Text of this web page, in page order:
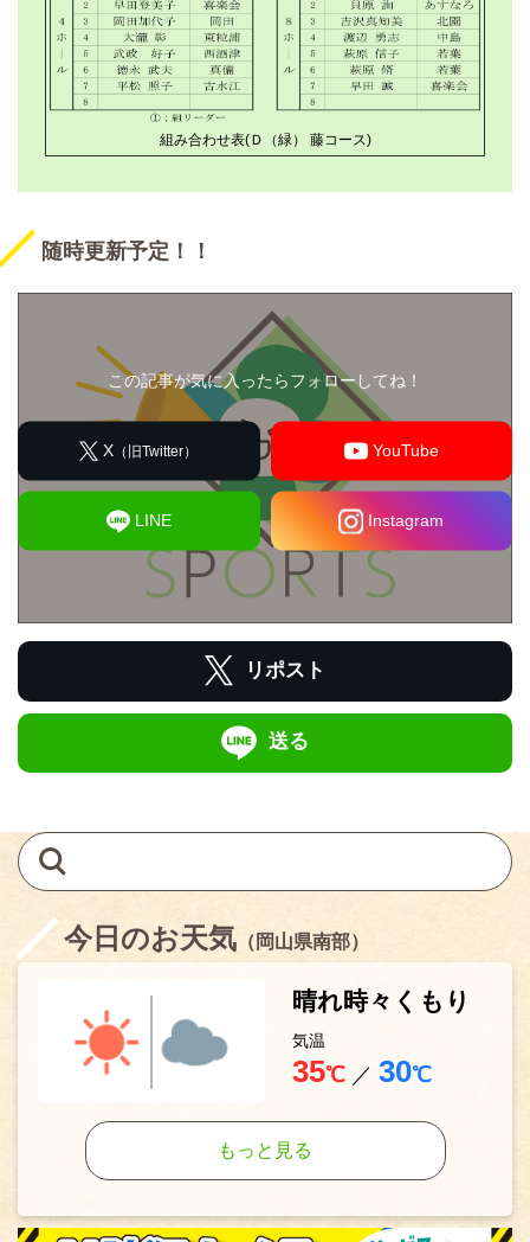
組み合わせ表(Ｄ（緑） 藤コース)
随時更新予定！！
この記事が気に入ったらフォローしてね！
X （旧Twitter） YouTube
LINE Instagram
リポスト
送る
今日のお天気 （岡山県南部）
晴れ時々くもり
気温
35℃ ／ 30℃
もっと見る